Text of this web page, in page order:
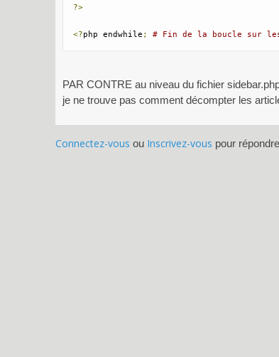
?>
<?php endwhile ; # Fin de la boucle sur
PAR CONTRE au niveau du fichier
je ne trouve pas comment décompter les
Connectez-vous ou Inscrivez-vous pour